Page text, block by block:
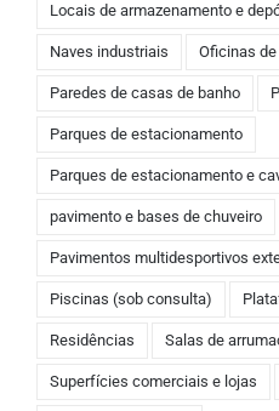
Locais de armazenamento e
Naves industriais Oficinas
Paredes de casas de banho
Parques de estacionamento
Parques de estacionamento e
pavimento e bases de chuveiro
Pavimentos multidesportivos
Piscinas (sob consulta)
Residências Salas de
Superfícies comerciais e lojas